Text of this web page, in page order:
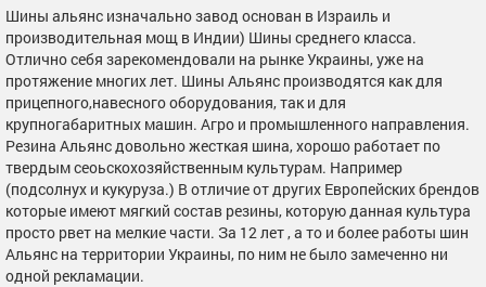
Шины альянс изначально завод основан в Израиль и
производительная мощ в Индии) Шины среднего класса.
Отлично себя зарекомендовали на рынке Украины, уже на
протяжение многих лет. Шины Альянс производятся как для
прицепного,навесного оборудования, так и для
крупногабаритных машин. Агро и промышленного направления.
Резина Альянс довольно жесткая шина, хорошо работает по
твердым сеоьскохозяйственным культурам. Например
(подсолнух и кукуруза.) В отличие от других Европейских брендов
которые имеют мягкий состав резины, которую данная культура
просто рвет на мелкие части. За 12 лет , а то и более работы шин
Альянс на территории Украины, по ним не было замеченно ни
одной рекламации.